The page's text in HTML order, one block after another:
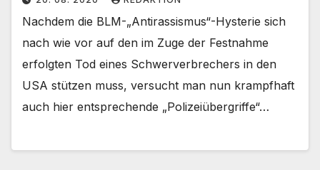
Nachdem die BLM-„Antirassismus“-Hysterie sich
nach wie vor auf den im Zuge der Festnahme
erfolgten Tod eines Schwerverbrechers in den
USA stützen muss, versucht man nun krampfhaft
auch hier entsprechende „Polizeiübergriffe“…